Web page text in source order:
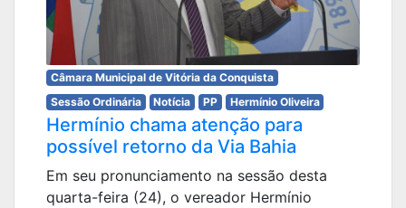
Câmara Municipal de Vitória da Conquista
Sessão Ordinária
Notícia PP Hermínio Oliveira
Hermínio chama atenção para
possível retorno da Via Bahia
Em seu pronunciamento na sessão desta
quarta-feira (24), o vereador Hermínio